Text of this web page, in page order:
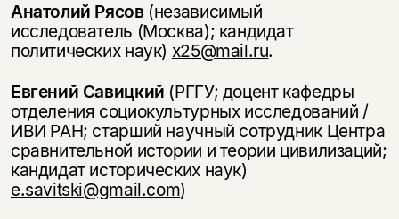
Анатолий Рясов (независимый
исследователь (Москва); кандидат
политических наук) x25@mail.ru.
Евгений Савицкий (РГГУ; доцент кафедры
отделения социокультурных исследований /
ИВИ РАН; старший научный сотрудник Центра
сравнительной истории и теории цивилизаций;
кандидат исторических наук)
e.savitski@gmail.com)